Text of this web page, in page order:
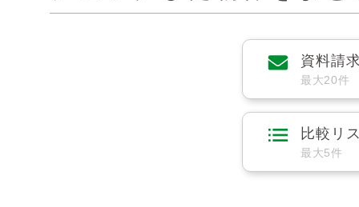
資料請
最大20件
比較リ
最大5件